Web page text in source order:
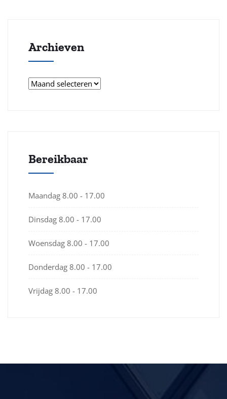
Archieven
Archieven
Bereikbaar
Maandag 8.00 - 17.00
Dinsdag 8.00 - 17.00
Woensdag 8.00 - 17.00
Donderdag 8.00 - 17.00
Vrijdag 8.00 - 17.00